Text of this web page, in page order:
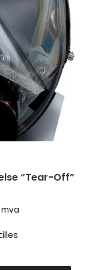
“Tear-Off”